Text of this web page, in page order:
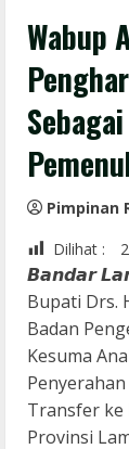
Wabup
Pimpinan
Dilihat :
𝘽𝙖𝙣𝙙𝙖𝙧
Bupati Drs.
Badan
Kesuma
Transfer ke
Provinsi